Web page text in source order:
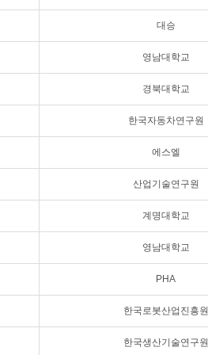
대승
영남대학교
경북대학교
한국자동차연구원
에스엘
산업기술연구원
계명대학교
영남대학교
PHA
한국로봇산업진흥원
한국생산기술연구원